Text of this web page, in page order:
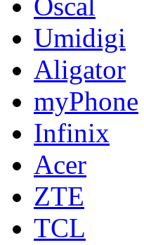
Umidigi
Aligator
myPhone
Infinix
Acer
ZTE
TCL